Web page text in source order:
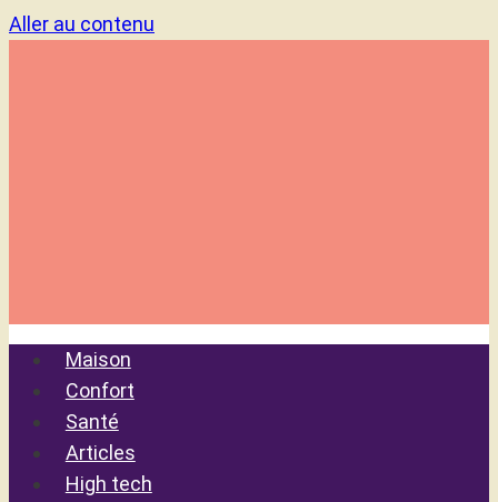
Aller au contenu
Maison
Confort
Santé
Articles
High tech